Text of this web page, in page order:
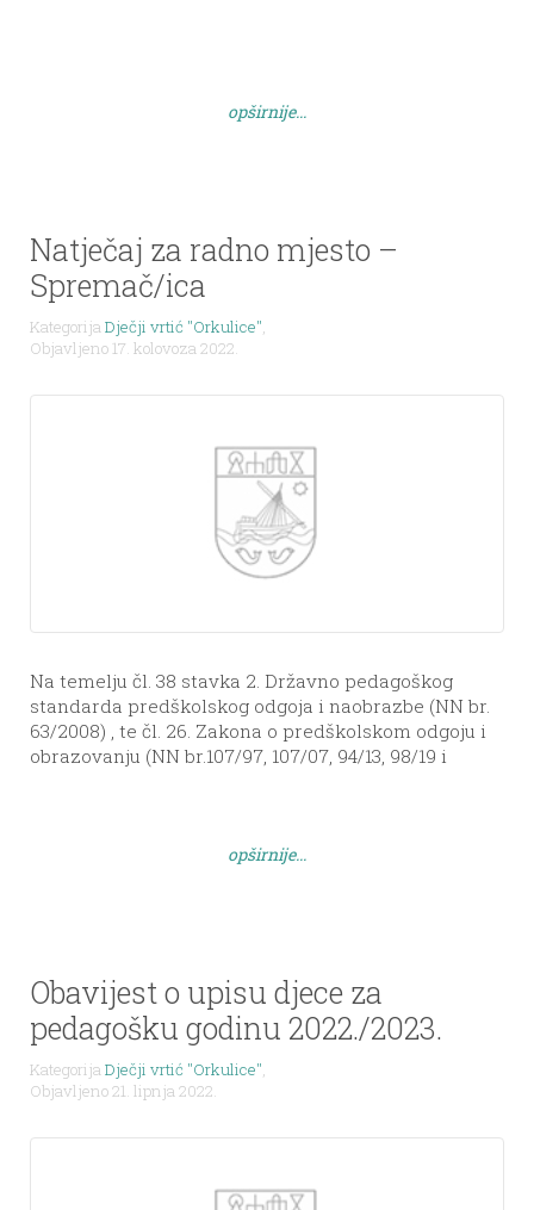
opširnije...
Natječaj za radno mjesto –
Spremač/ica
KategorijaDječji vrtić "Orkulice",
Objavljeno 17. kolovoza 2022.
Na temelju čl. 38 stavka 2. Državno pedagoškog
standarda predškolskog odgoja i naobrazbe (NN br.
63/2008) , te čl. 26. Zakona o predškolskom odgoju i
obrazovanju (NN br.107/97, 107/07, 94/13, 98/19 i
„Orkulice“, na sjednici održanoj […]
opširnije...
Obavijest o upisu djece za
pedagošku godinu 2022./2023.
KategorijaDječji vrtić "Orkulice",
Objavljeno 21. lipnja 2022.